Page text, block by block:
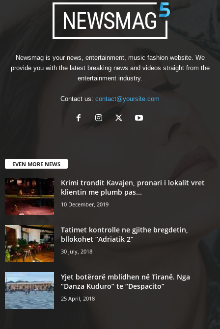
Newsmag is your news, entertainment, music fashion website. We
provide you with the latest breaking news and videos straight from the
entertainment industry.
Contact us: contact@yoursite.com
EVEN MORE NEWS
Krimi trondit Kavajen, pronari i lokalit vret
klientin me plumb pas...
10 December, 2019
Tatimet kontrolle ne gjithe bregdetin,
bllokohet “Adriatik 2”
30 July, 2018
Yjet botërorë mblidhen në Tiranë. Nga
“Danza Kuduro” te “Despacito”
25 April, 2018